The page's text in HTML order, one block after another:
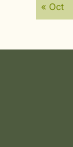
« Oct